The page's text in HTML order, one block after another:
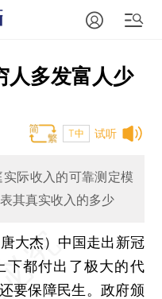
人多发富人少
试听
T中
际收入的可靠测定模
其真实收入的多少
大杰） 中国走出新冠
下都付出了极大的代
要保障民生。政府颁